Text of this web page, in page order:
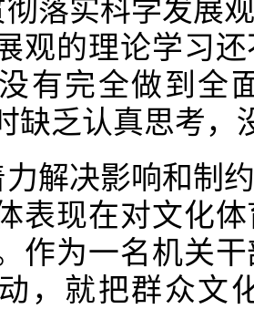
落实科学发展
观的理论学习
有完全做到全
缺乏认真思考，
解决影响和制
表现在对文化
作为一名机关
，就把群众文